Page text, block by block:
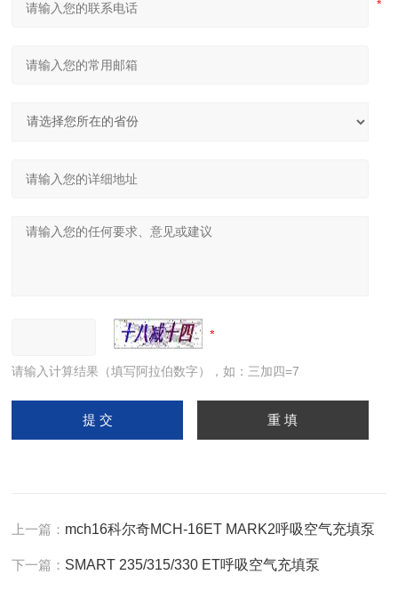
请输入计算结果（填写阿拉伯数字），如：三加四=7
上一篇： mch16科尔奇MCH-16ET MARK2呼吸空气充填泵
下一篇： SMART 235/315/330 ET呼吸空气充填泵